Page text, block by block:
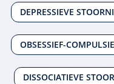
DEPRESSIEVE
OBSESSIEF-
DISSOCIATIEVE